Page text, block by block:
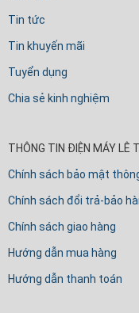
Tin tức
Tin khuyến mãi
Tuyển dụng
Chia sẻ kinh nghiệm
THÔNG TIN ĐIỆN MÁY LÊ
Chính sách bảo mật
Chính sách đổi trả-bảo
Chính sách giao hàng
Hướng dẫn mua hàng
Hướng dẫn thanh toán